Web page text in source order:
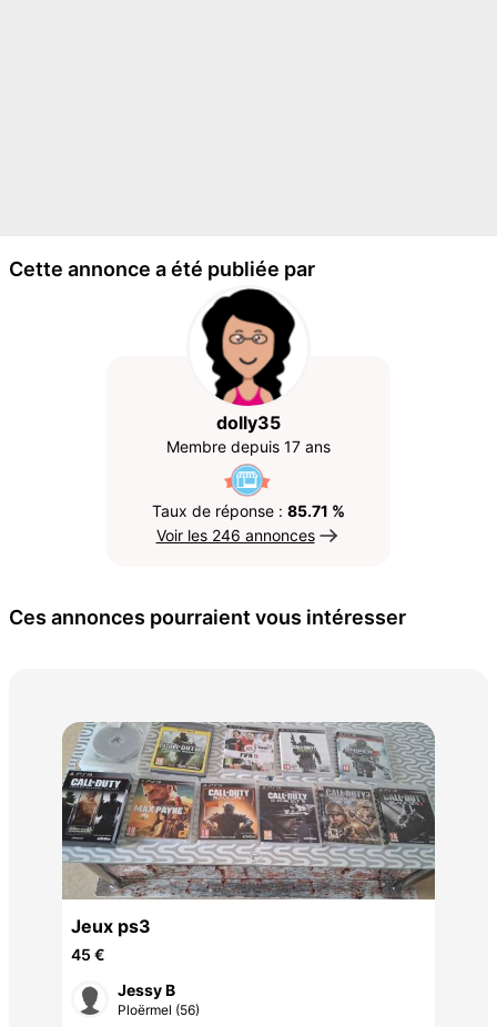
Cette annonce a été publiée par
dolly35
Membre depuis 17 ans
Taux de réponse : 85.71 %
Voir les 246 annonces
Ces annonces pourraient vous intéresser
Jeux ps3
45 €
Jessy B
Ploërmel (56)